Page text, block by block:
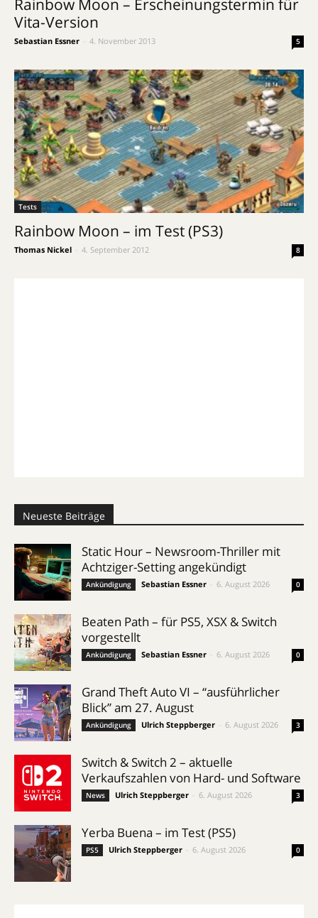
Rainbow Moon – Erscheinungstermin für
Vita-Version
Sebastian Essner 4. November 2013 5
Tests
Rainbow Moon – im Test (PS3)
Thomas Nickel 4. September 2012 8
Neueste Beiträge
Static Hour – Newsroom-Thriller mit
Achtziger-Setting angekündigt
Ankündigung Sebastian Essner 6. August 2026 0
Beaten Path – für PS5, XSX & Switch
vorgestellt
Ankündigung Sebastian Essner 6. August 2026 0
Grand Theft Auto VI – “ausführlicher
Blick” am 27. August
Ankündigung Ulrich Steppberger 6. August 2026 3
Switch & Switch 2 – aktuelle
Verkaufszahlen von Hard- und Software
News Ulrich Steppberger 6. August 2026 3
Yerba Buena – im Test (PS5)
PS5 Ulrich Steppberger 6. August 2026 0